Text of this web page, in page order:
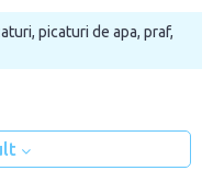
picaturi de apa, praf,